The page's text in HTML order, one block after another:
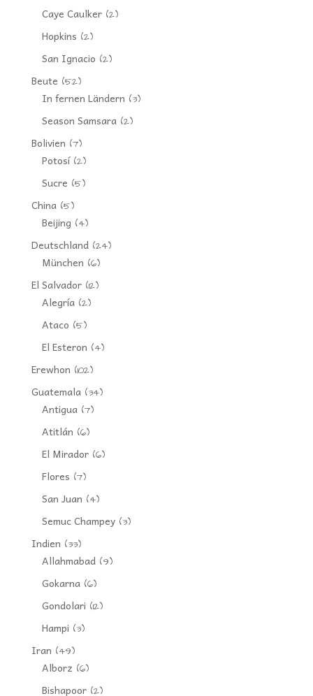
Caye Caulker(2)
Hopkins (2)
San Ignacio (2)
Beute (52)
In fernen Ländern (3)
Season Samsara(2)
Bolivien (7)
Potosí(2)
Sucre (5)
China(5)
Beijing (4)
Deutschland(24)
München (6)
El Salvador(12)
Alegría(2)
Ataco (5)
El Esteron (4)
Erewhon (102)
Guatemala(34)
Antigua(7)
Atitlán (6)
El Mirador(6)
Flores (7)
San Juan (4)
Semuc Champey(3)
Indien (33)
Allahmabad(9)
Gokarna(6)
Gondolari (12)
Hampi (3)
Iran (49)
Alborz (6)
Bishapoor(2)